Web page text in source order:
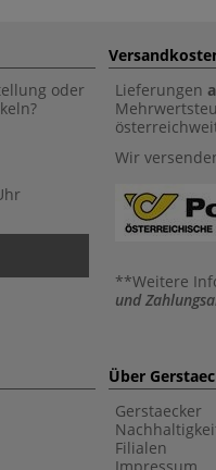
oder
Lieferungen
Wir
**Weitere
und
Über
Gerstaecker
Filialen